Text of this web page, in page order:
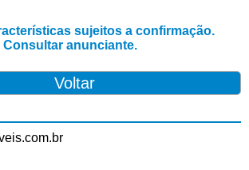
sujeitos a confirmação.
Consultar anunciante.